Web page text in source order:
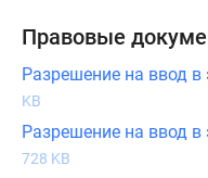
Правовые
Разрешение на ввод
KB
Разрешение на ввод
728 KB